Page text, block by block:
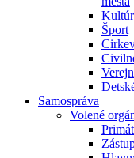
Šport
Samospráva
Volené